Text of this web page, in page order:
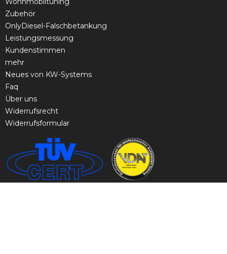
Zubehör
OnlyDiesel-Falschbetankung
Leistungsmessung
Kundenstimmen
mehr
Neues von KW-Systems
Faq
Über uns
Widerrufsrecht
Widerrufsformular